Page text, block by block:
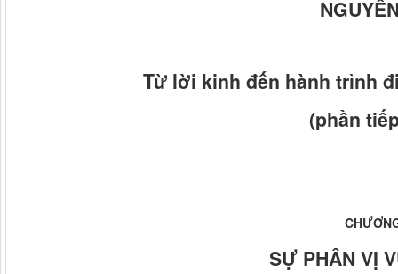
Từ lời kinh đến hành trình
(phần
SỰ PHÂN VỊ